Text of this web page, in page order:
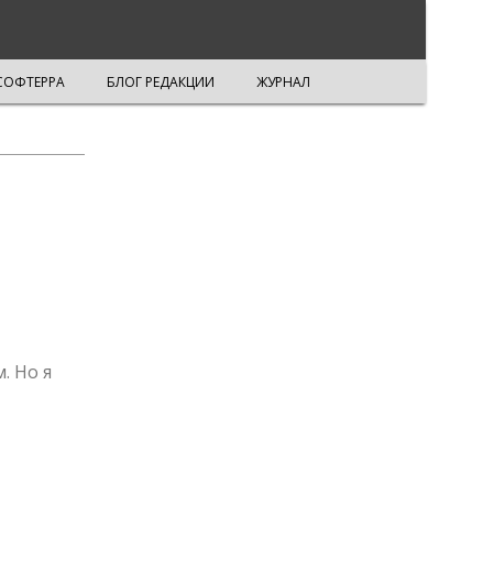
БЛОГ РЕДАКЦИИ ЖУРНАЛ
Но я